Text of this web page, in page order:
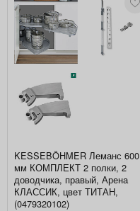
KESSEBÖHMER Леманс 600
мм КОМПЛЕКТ 2 полки, 2
доводчика, правый, Арена
КЛАССИК, цвет ТИТАН,
(0479320102)